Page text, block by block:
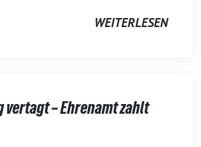
WEITERLESEN
vertagt – Ehrenamt zahlt